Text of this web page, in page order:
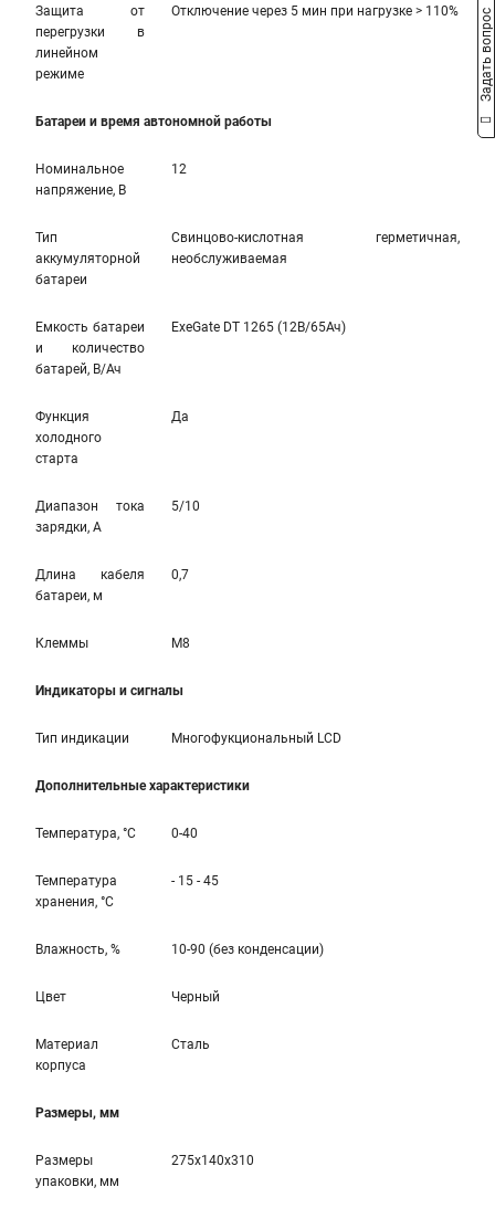
Защита от
перегрузки в
линейном
режиме
Отключение через 5 мин при нагрузке > 110%
Батареи и время автономной работы
Номинальное
напряжение, В
12
Тип
аккумуляторной
батареи
Свинцово-кислотная герметичная,
необслуживаемая
Емкость батареи
и количество
батарей, В/Ач
ExeGate DT 1265 (12В/65Ач)
Функция
холодного
старта
Да
Диапазон тока
зарядки, А
5/10
Длина кабеля
батареи, м
0,7
Клеммы M8
Индикаторы и сигналы
Тип индикации Многофукциональный LCD
Дополнительные характеристики
Температура, °С 0-40
Температура
хранения, °С
- 15 - 45
Влажность, % 10-90 (без конденсации)
Цвет Черный
Материал
корпуса
Сталь
Размеры, мм
Размеры
упаковки, мм
275x140x310
Задать вопрос